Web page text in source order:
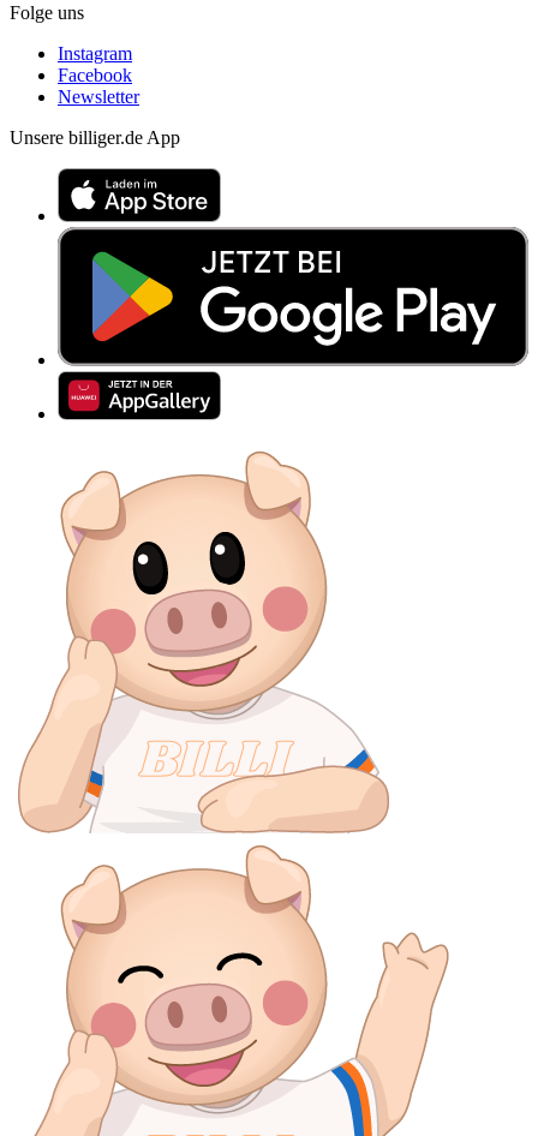
Folge uns
Instagram
Facebook
Newsletter
Unsere billiger.de App